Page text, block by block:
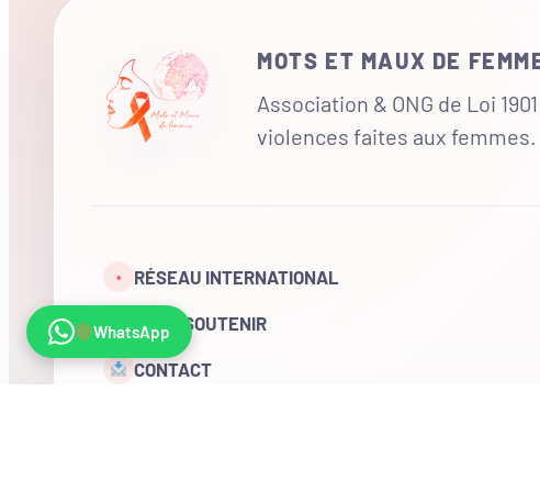
MOTS ET MAUX DE
Association & ONG de Loi
violences faites aux femmes.
• RÉSEAU INTERNATIONAL
NOUS SOUTENIR
CONTACT
WhatsApp